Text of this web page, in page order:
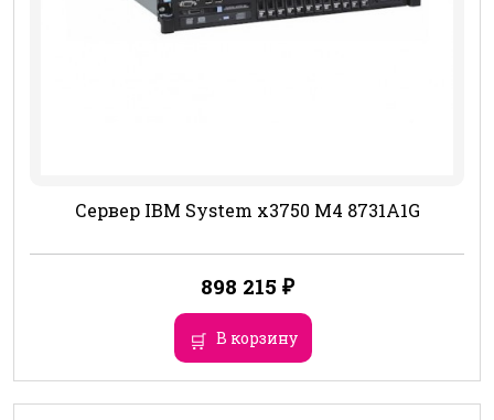
Сервер IBM System x3750 M4 8731A1G
898 215 ₽
В корзину